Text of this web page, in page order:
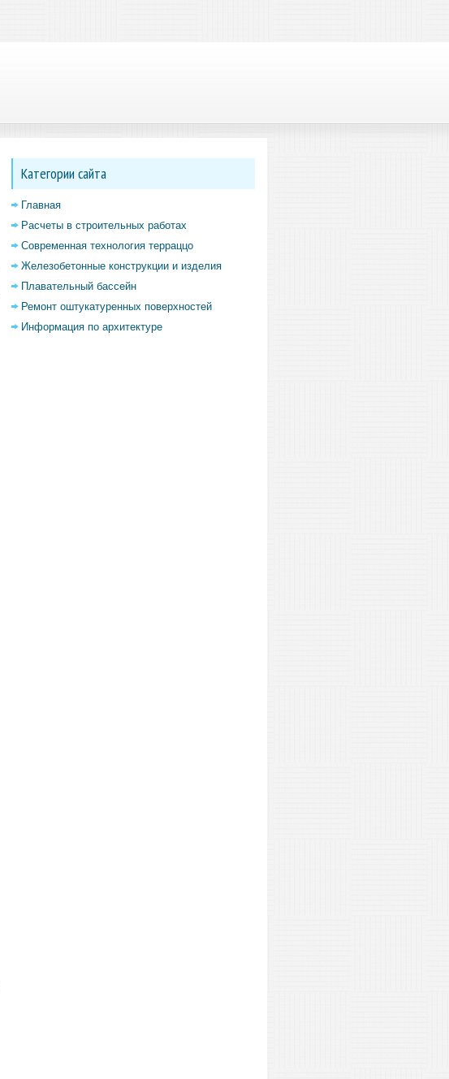
Категории сайта
Главная
Расчеты в строительных работах
Современная технология терраццо
Железобетонные конструкции и изделия
Плавательный бассейн
Ремонт оштукатуренных поверхностей
Информация по архитектуре